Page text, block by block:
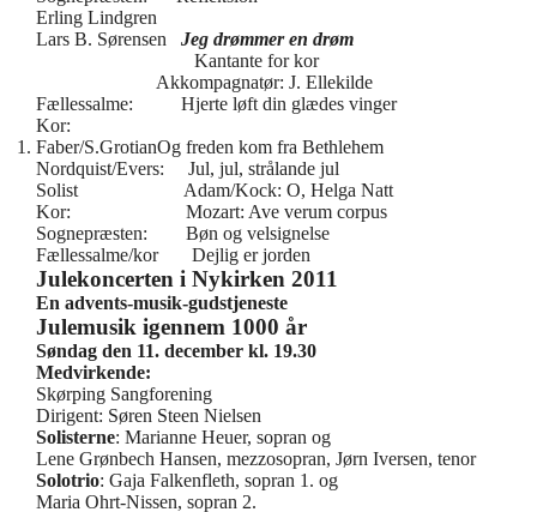
Erling Lindgren
Lars B. Sørensen Jeg drømmer en drøm
Kantante for kor
Akkompagnatør: J. Ellekilde
Fællessalme: Hjerte løft din glædes vinger
Kor:
Faber/S.GrotianOg freden kom fra Bethlehem
Nordquist/Evers: Jul, jul, strålande jul
Solist Adam/Kock: O, Helga Natt
Kor: Mozart: Ave verum corpus
Sognepræsten: Bøn og velsignelse
Fællessalme/kor Dejlig er jorden
Julekoncerten i Nykirken 2011
En advents-musik-gudstjeneste
Julemusik igennem 1000 år
Søndag den 11. december kl. 19.30
Medvirkende:
Skørping Sangforening
Dirigent: Søren Steen Nielsen
Solisterne: Marianne Heuer, sopran og
Lene Grønbech Hansen, mezzosopran, Jørn Iversen, tenor
Solotrio: Gaja Falkenfleth, sopran 1. og
Maria Ohrt-Nissen, sopran 2.